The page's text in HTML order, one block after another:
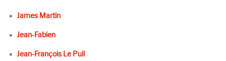
James Martin
Jean-Fabien
Jean-François Le Puil